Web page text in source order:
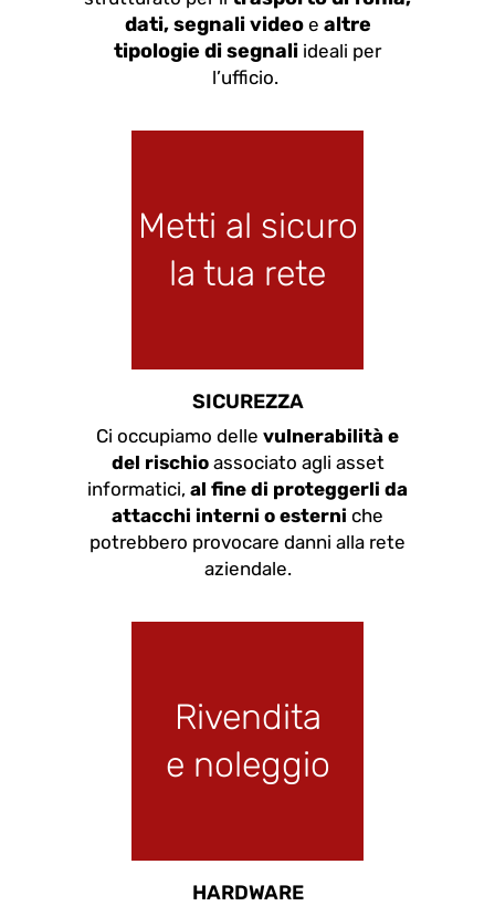
dati, segnali videoe altre
tipologie di segnali ideali per
l’ufficio.
Metti al sicuro
la tua rete
SICUREZZA
Ci occupiamo delle vulnerabilità e
del rischioassociato agli asset
informatici, al fine di proteggerli da
attacchi interni o esterni che
potrebbero provocare danni alla rete
aziendale.
Rivendita
e noleggio
HARDWARE